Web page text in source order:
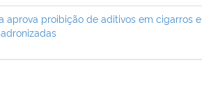
aprova proibição de aditivos em cigarros e